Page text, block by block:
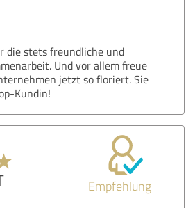
die stets freundliche und
Und vor allem freue
jetzt so floriert. Sie
Kundin!
Empfehlung